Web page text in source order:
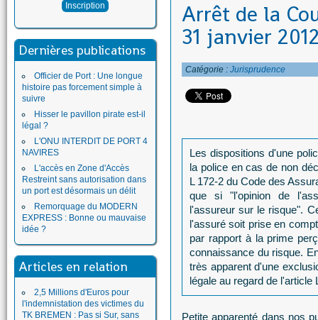
Dernières publications
Officier de Port : Une longue
histoire pas forcement simple à
suivre
Hisser le pavillon pirate est-il
légal ?
L'ONU INTERDIT DE PORT 4
NAVIRES
L'accès en Zone d'Accès
Restreint sans autorisation dans
un port est désormais un délit
Remorquage du MODERN
EXPRESS : Bonne ou mauvaise
idée ?
Articles en relation
2,5 Millions d'Euros pour
l'indemnistation des victimes du
TK BREMEN : Pas si Sur, sans
Arrêt de la
31 janvier
Catégorie : Jurisprudence
Les dispositions d'une
la police en cas de non
L 172-2 du Code des
que si "l'opinion de
l'assureur sur le risque".
l'assuré soit prise en
par rapport à la prime
connaissance du risque.
très apparent d'une
légale au regard de l'article
Petite apparenté dans nos